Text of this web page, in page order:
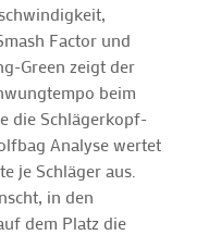
Factor und
Green zeigt der
beim
die Schlägerkopf-
Analyse wertet
je Schläger aus.
in den
dem Platz die